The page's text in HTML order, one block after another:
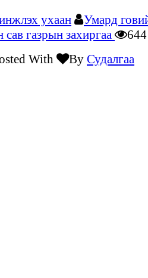
ухаан
Умард
газрын захиргаа
With By Судалгаа